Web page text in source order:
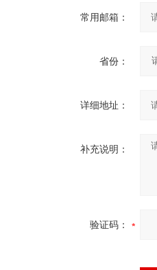
常用邮箱：
省份：
详细地址：
补充说明：
验证码：